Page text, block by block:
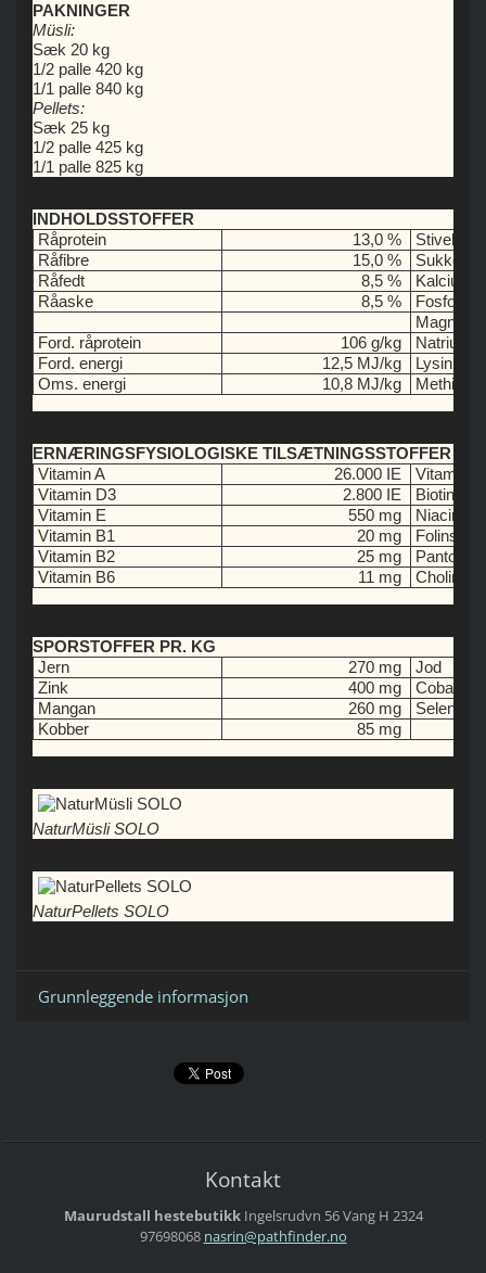
PAKNINGER
Müsli:
Sæk 20 kg
1/2 palle 420 kg
1/1 palle 840 kg
Pellets:
Sæk 25 kg
1/2 palle 425 kg
1/1 palle 825 kg
INDHOLDSSTOFFER
Råprotein
13,0 %
Stivelse
Råfibre
15,0 %
Sukker
Råfedt
8,5 %
Kalcium
Råaske
8,5 %
Fosfor
Ford. råprotein
106 g/kg
Natrium
Ford. energi
12,5 MJ/kg
Lysin
Oms. energi
10,8 MJ/kg Methionin
ERNÆRINGSFYSIOLOGISKE TILSÆTNINGSSTOFFER
Vitamin A
26.000 IE
Vitamin
Vitamin D3
2.800 IE
Biotin
Vitamin E
550 mg
Niacin
Vitamin B1
20 mg
Folinsyre
Vitamin B2
25 mg
Vitamin B6
11 mg
SPORSTOFFER PR. KG
Jern
270 mg
Jod
Zink
400 mg
Cobalt
Mangan
260 mg
Selen
Kobber
85 mg
NaturMüsli SOLO
NaturPellets SOLO
Grunnleggende informasjon
Kontakt
Maurudstall hestebutikk Ingelsrudvn 56Vang H 2324
97698068 nasrin@pathfinder.no